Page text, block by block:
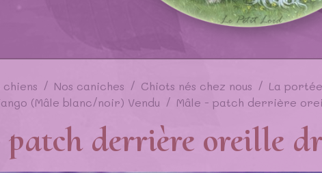
chiens Nos caniches Chiots nés chez nous La portée
(Mâle blanc/noir) Vendu
Mâle - patch derrière
derrière oreille